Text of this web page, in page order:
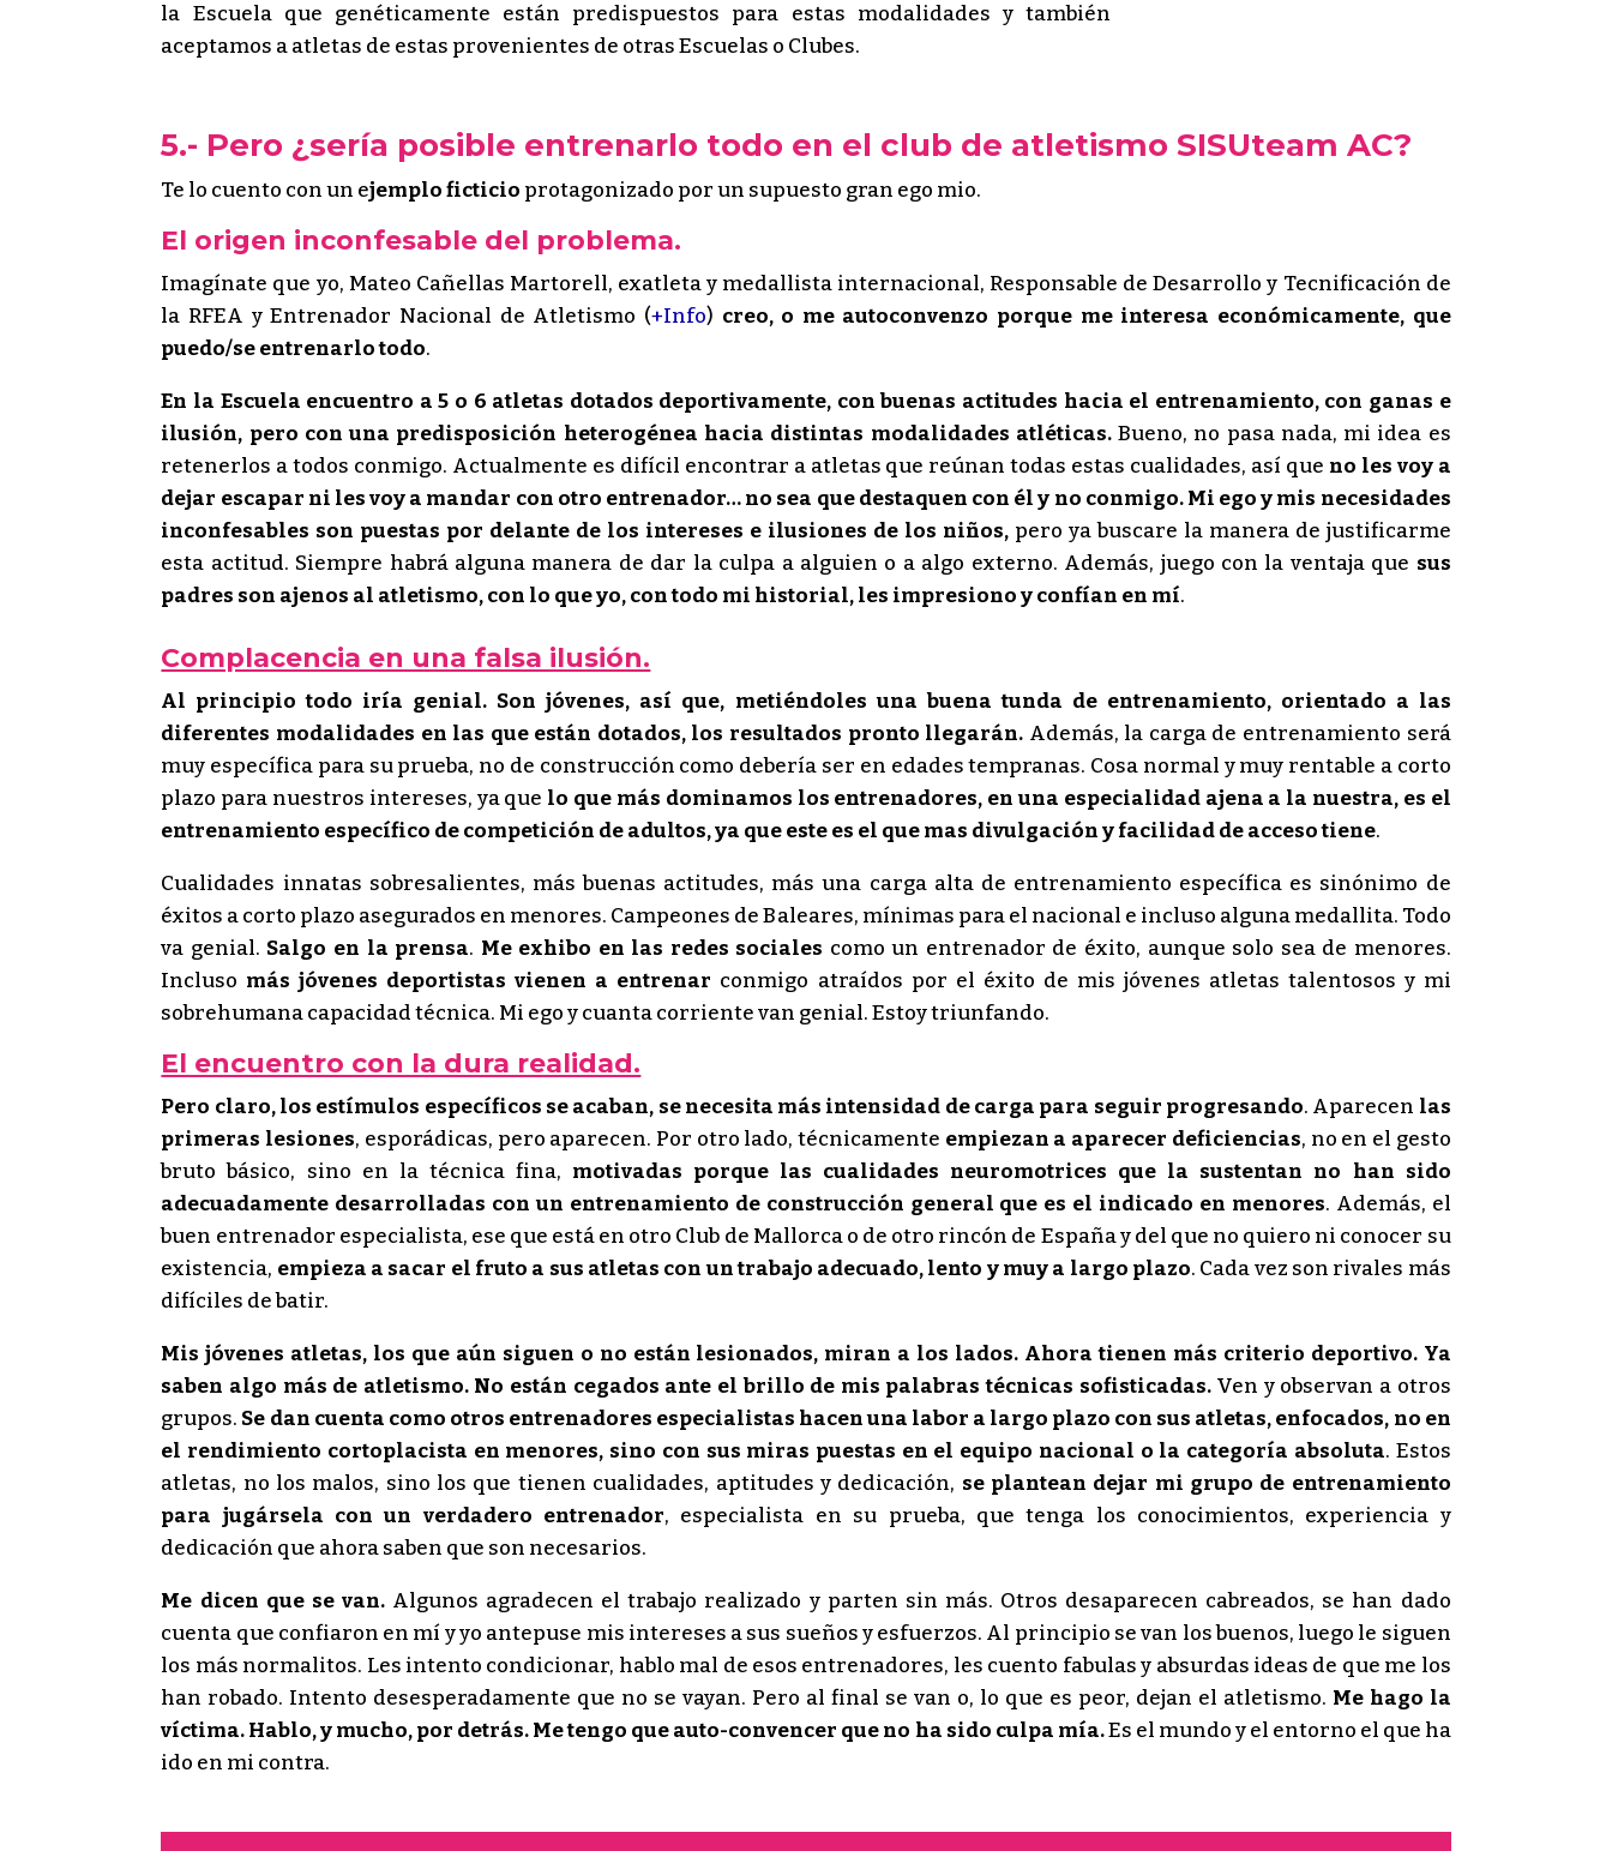
la Escuela que genéticamente están predispuestos para estas modalidades y también
aceptamos a atletas de estas provenientes de otras Escuelas o Clubes.
5.- Pero ¿sería posible entrenarlo todo en el club de atletismo SISUteam AC?
Te lo cuento con un ejemplo ficticio protagonizado por un supuesto gran ego mio.
El origen inconfesable del problema.
Imagínate que yo, Mateo Cañellas Martorell, exatleta y medallista internacional, Responsable de Desarrollo y Tecnificación de
la RFEA y Entrenador Nacional de Atletismo (+Info) creo, o me autoconvenzo porque me interesa económicamente, que
puedo/se entrenarlo todo.
En la Escuela encuentro a 5 o 6 atletas dotados deportivamente, con buenas actitudes hacia el entrenamiento, con ganas e
ilusión, pero con una predisposición heterogénea hacia distintas modalidades atléticas.Bueno, no pasa nada, mi idea es
retenerlos a todos conmigo. Actualmente es difícil encontrar a atletas que reúnan todas estas cualidades, así que no les voy a
dejar escapar ni les voy a mandar con otro entrenador… no sea que destaquen con él y no conmigo. Mi ego y mis necesidades
inconfesables son puestas por delante de los intereses e ilusiones de los niños,pero ya buscare la manera de justificarme
esta actitud. Siempre habrá alguna manera de dar la culpa a alguien o a algo externo. Además, juego con la ventaja que sus
padres son ajenos al atletismo, con lo que yo, con todo mi historial, les impresiono y confían en mí.
Complacencia en una falsa ilusión.
Al principio todo iría genial. Son jóvenes, así que, metiéndoles una buena tunda de entrenamiento, orientado a las
diferentes modalidades en las que están dotados, los resultados pronto llegarán. Además, la carga de entrenamiento será
muy específica para su prueba, no de construcción como debería ser en edades tempranas. Cosa normal y muy rentable a corto
plazo para nuestros intereses, ya que lo que más dominamos los entrenadores, en una especialidad ajena a la nuestra, es el
entrenamiento específico de competición de adultos, ya que este es el que mas divulgación y facilidad de acceso tiene.
Cualidades innatas sobresalientes, más buenas actitudes, más una carga alta de entrenamiento específica es sinónimo de
éxitos a corto plazo asegurados en menores. Campeones de Baleares, mínimas para el nacional e incluso alguna medallita. Todo
va genial. Salgo en la prensa. Me exhibo en las redes sociales como un entrenador de éxito, aunque solo sea de menores.
Incluso más jóvenes deportistas vienen a entrenar conmigo atraídos por el éxito de mis jóvenes atletas talentosos y mi
sobrehumana capacidad técnica. Mi ego y cuanta corriente van genial. Estoy triunfando.
El encuentro con la dura realidad.
Pero claro, los estímulos específicos se acaban, se necesita más intensidad de carga para seguir progresando. Aparecen las
primeras lesiones, esporádicas, pero aparecen. Por otro lado, técnicamente empiezan a aparecer deficiencias, no en el gesto
bruto básico, sino en la técnica fina, motivadas porque las cualidades neuromotrices que la sustentan no han sido
adecuadamente desarrolladas con un entrenamiento de construcción general que es el indicado en menores. Además, el
buen entrenador especialista, ese que está en otro Club de Mallorca o de otro rincón de España y del que no quiero ni conocer su
existencia, empieza a sacar el fruto a sus atletas con un trabajo adecuado, lento y muy a largo plazo. Cada vez son rivales más
difíciles de batir.
Mis jóvenes atletas, los que aún siguen o no están lesionados, miran a los lados. Ahora tienen más criterio deportivo. Ya
saben algo más de atletismo. No están cegados ante el brillo de mis palabras técnicas sofisticadas.Ven y observan a otros
grupos. Se dan cuenta como otros entrenadores especialistas hacen una labor a largo plazo con sus atletas, enfocados, no en
el rendimiento cortoplacista en menores, sino con sus miras puestas en el equipo nacional o la categoría absoluta. Estos
atletas, no los malos, sino los que tienen cualidades, aptitudes y dedicación, se plantean dejar mi grupo de entrenamiento
para jugársela con un verdadero entrenador, especialista en su prueba, que tenga los conocimientos, experiencia y
dedicación que ahora saben que son necesarios.
Me dicen que se van.Algunos agradecen el trabajo realizado y parten sin más. Otros desaparecen cabreados, se han dado
cuenta que confiaron en mí y yo antepuse mis intereses a sus sueños y esfuerzos. Al principio se van los buenos, luego le siguen
los más normalitos. Les intento condicionar, hablo mal de esos entrenadores, les cuento fabulas y absurdas ideas de que me los
han robado. Intento desesperadamente que no se vayan. Pero al final se van o, lo que es peor, dejan el atletismo. Me hago la
víctima. Hablo, y mucho, por detrás. Me tengo que auto-convencer que no ha sido culpa mía.Es el mundo y el entorno el que ha
ido en mi contra.